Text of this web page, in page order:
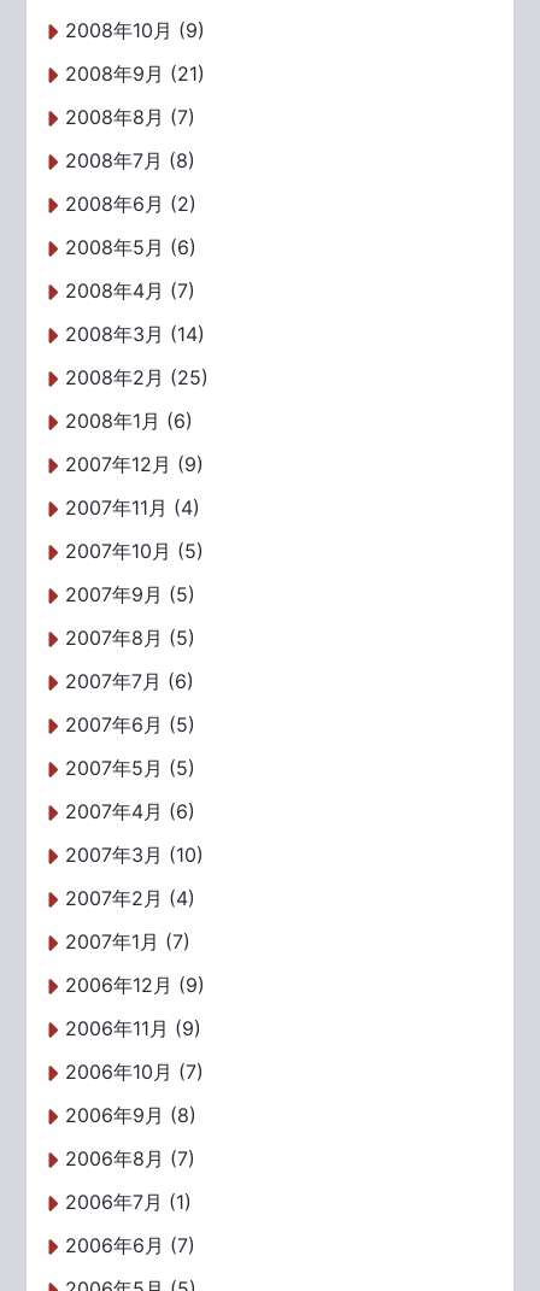
2008年10月 (9)
2008年9月 (21)
2008年8月 (7)
2008年7月 (8)
2008年6月 (2)
2008年5月 (6)
2008年4月 (7)
2008年3月 (14)
2008年2月 (25)
2008年1月 (6)
2007年12月 (9)
2007年11月 (4)
2007年10月 (5)
2007年9月 (5)
2007年8月 (5)
2007年7月 (6)
2007年6月 (5)
2007年5月 (5)
2007年4月 (6)
2007年3月 (10)
2007年2月 (4)
2007年1月 (7)
2006年12月 (9)
2006年11月 (9)
2006年10月 (7)
2006年9月 (8)
2006年8月 (7)
2006年7月 (1)
2006年6月 (7)